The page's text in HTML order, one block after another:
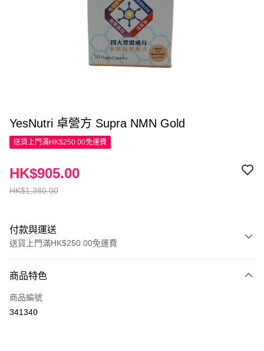
YesNutri 卓營方 Supra NMN Gold
送貨上門滿HK$250.00免運費
HK$1,380.00
HK$905.00
付款與運送
送貨上門滿HK$250.00免運費
信用卡
Apple Pay
商品特色
商品編號
341340